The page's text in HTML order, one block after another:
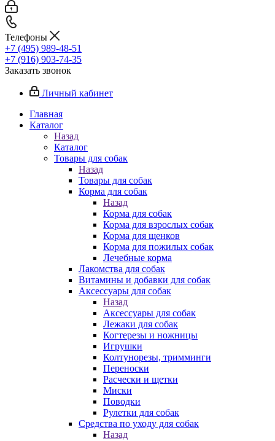
Телефоны
+7 (495) 989-48-51
+7 (916) 903-74-35
Заказать звонок
Личный кабинет
Главная
Каталог
Назад
Каталог
Товары для собак
Назад
Товары для собак
Корма для собак
Назад
Корма для собак
Корма для взрослых собак
Корма для щенков
Корма для пожилых собак
Лечебные корма
Лакомства для собак
Витамины и добавки для собак
Аксессуары для собак
Назад
Аксессуары для собак
Лежаки для собак
Когтерезы и ножницы
Игрушки
Колтунорезы, тримминги
Переноски
Расчески и щетки
Миски
Поводки
Рулетки для собак
Средства по уходу для собак
Назад